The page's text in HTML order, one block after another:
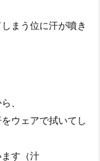
まう位に汗が噴き
、
ウェアで拭いてし
す（汁